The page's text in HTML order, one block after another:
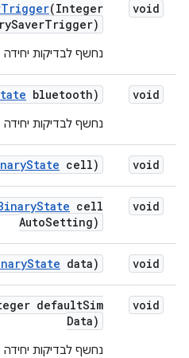
void
Trigger(Integer
SaverTrigger)
נחשף לבדיקות יחידה
void
bluetooth)
נחשף לבדיקות יחידה
void
State cell)
void
State cell
AutoSetting)
void
State data)
void
defaultSim
Data)
נחשף לבדיקות יחידה